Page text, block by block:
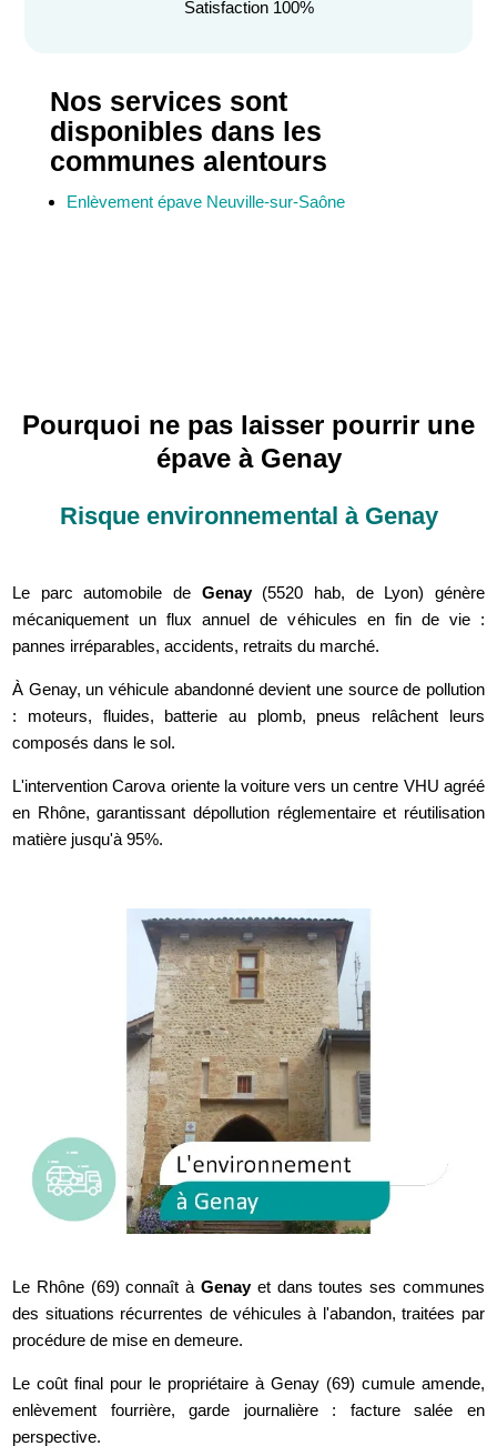
Satisfaction 100%
Nos services sont
disponibles dans les
communes alentours
Enlèvement épave Neuville-sur-Saône
Pourquoi ne pas laisser pourrir une
épave à Genay
Risque environnemental à Genay
Le parc automobile de Genay(5520 hab, de Lyon) génère
mécaniquement un flux annuel de véhicules en fin de vie :
pannes irréparables, accidents, retraits du marché.
À Genay, un véhicule abandonné devient une source de pollution
: moteurs, fluides, batterie au plomb, pneus relâchent leurs
composés dans le sol.
L'intervention Carova oriente la voiture vers un centre VHU agréé
en Rhône, garantissant dépollution réglementaire et réutilisation
matière jusqu'à 95%.
Le Rhône (69) connaît à Genayet dans toutes ses communes
des situations récurrentes de véhicules à l'abandon, traitées par
procédure de mise en demeure.
Le coût final pour le propriétaire à Genay (69) cumule amende,
enlèvement fourrière, garde journalière : facture salée en
perspective.